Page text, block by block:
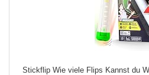
Stickflip Wie viele Flips Kannst du